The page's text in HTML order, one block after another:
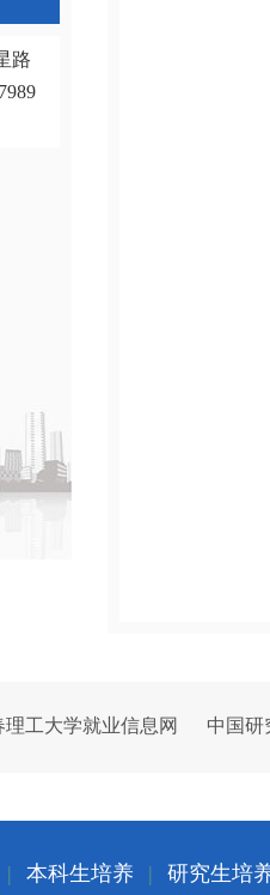
路
理工大学就业信息网 中国研
| 本科生培养 | 研究生培